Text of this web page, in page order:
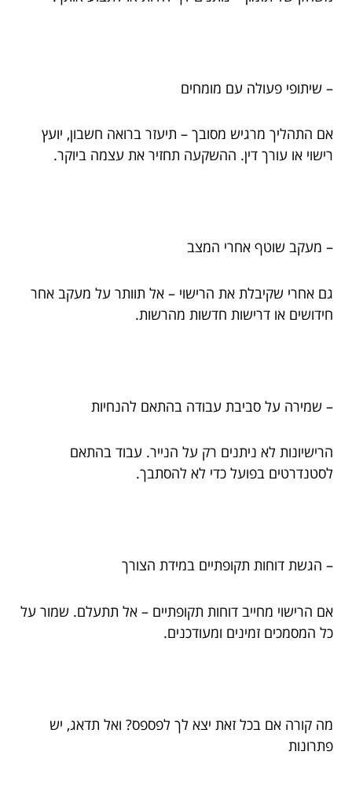
– שיתופי פעולה עם מומחים
אם התהליך מרגיש מסובך – תיעזר ברואה חשבון, יועץ
רישוי או עורך דין. ההשקעה תחזיר את עצמה ביוקר.
– מעקב שוטף אחרי המצב
גם אחרי שקיבלת את הרישוי – אל תוותר על מעקב אחר
חידושים או דרישות חדשות מהרשות.
– שמירה על סביבת עבודה בהתאם להנחיות
הרישיונות לא ניתנים רק על הנייר. עבוד בהתאם
לסטנדרטים בפועל כדי לא להסתבך.
– הגשת דוחות תקופתיים במידת הצורך
אם הרישוי מחייב דוחות תקופתיים – אל תתעלם. שמור על
כל המסמכים זמינים ומעודכנים.
מה קורה אם בכל זאת יצא לך לפספס? ואל תדאג, יש
פתרונות